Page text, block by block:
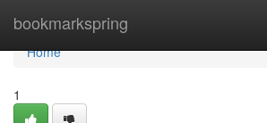
bookmarkspring
Home
Home
1